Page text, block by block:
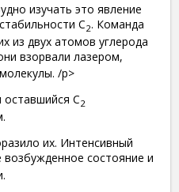
изучать это явление
C2. Команда
из двух атомов углерода
взорвали лазером,
/p>
C2
их. Интенсивный
состояние и